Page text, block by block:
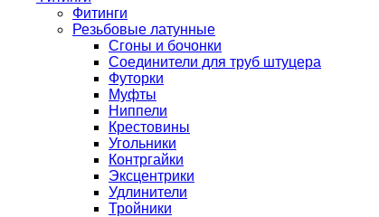
Фитинги
Резьбовые латунные
Сгоны и бочонки
Соединители для труб штуцера
Футорки
Муфты
Ниппели
Крестовины
Угольники
Контргайки
Эксцентрики
Удлинители
Тройники